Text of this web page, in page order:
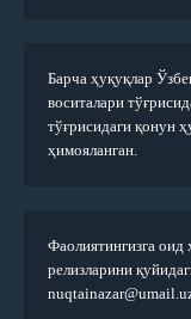
Барча ҳуқуқлар
воситалари
тўғрисидаги қонун
ҳимояланган.
Фаолиятингизга оид
релизларини